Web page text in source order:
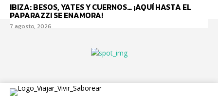
IBIZA: BESOS, YATES Y CUERNOS… ¡AQUÍ HASTA EL
PAPARAZZI SE ENAMORA!
7 agosto, 2026